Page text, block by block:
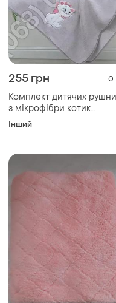
255 грн 0
Комплект дитячих
з мікрофібри котик
баня+кухня
Інший